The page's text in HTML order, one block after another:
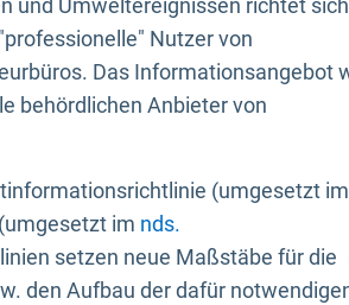
und Umweltereignissen richtet
Nutzer von
Das Informationsangebot
behördlichen Anbieter von
(umgesetzt im
im nds.
setzen neue Maßstäbe für die
den Aufbau der dafür